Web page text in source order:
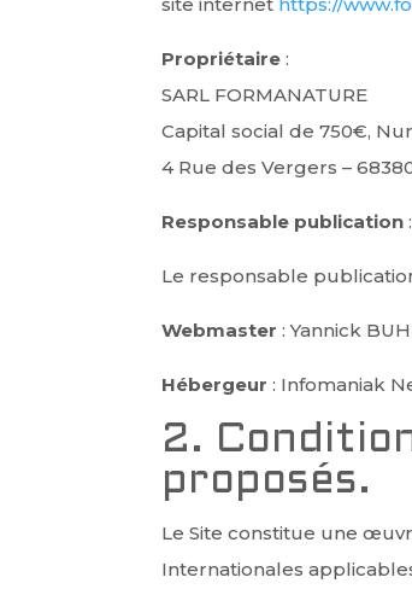
Propriétaire :
SARL FORMANATURE
Capital social de 750€,
4 Rue des Vergers –
Responsable publication
Le responsable
Webmaster :Yannick
Hébergeur : Infomaniak
2.
proposés.
Le Site constitue une
Internationales